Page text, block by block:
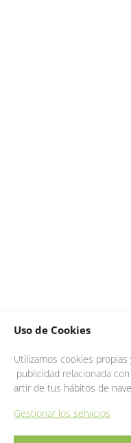
Uso de Cookies
Utilizamos cookies
publicidad relacionada
artir de tus hábitos de
Gestionar los servicios